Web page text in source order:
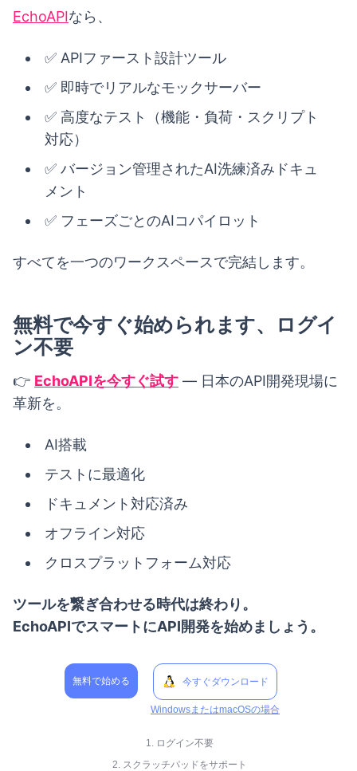
EchoAPIなら、
✅ APIファースト設計ツール
✅ 即時でリアルなモックサーバー
✅ 高度なテスト（機能・負荷・スクリプト
対応）
✅ バージョン管理されたAI洗練済みドキュ
メント
✅ フェーズごとのAIコパイロット
すべてを一つのワークスペースで完結します。
無料で今すぐ始められます、ログイ
ン不要
👉 EchoAPIを今すぐ試す — 日本のAPI開発現場に
革新を。
AI搭載
テストに最適化
ドキュメント対応済み
オフライン対応
クロスプラットフォーム対応
ツールを繋ぎ合わせる時代は終わり。
EchoAPIでスマートにAPI開発を始めましょう。
無料で始める 今すぐダウンロード
WindowsまたはmacOSの場合
1. ログイン不要
2. スクラッチパッドをサポート